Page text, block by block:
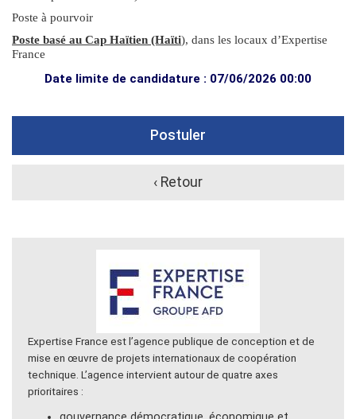
Poste à pourvoir
Poste basé au Cap Haïtien (Haïti), dans les locaux d’Expertise
France
Date limite de candidature : 07/06/2026 00:00
Postuler
‹ Retour
Expertise France est l’agence publique de conception et de
mise en œuvre de projets internationaux de coopération
technique. L’agence intervient autour de quatre axes
prioritaires :